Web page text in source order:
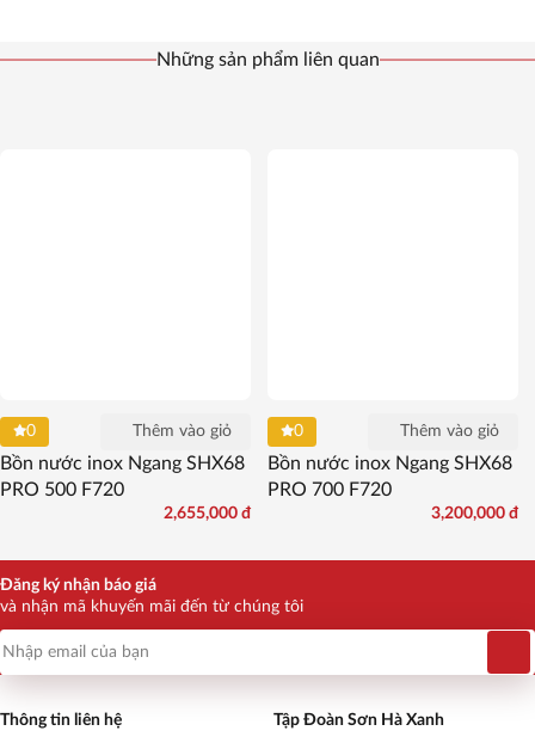
Những sản phẩm liên quan
0 Thêm vào giỏ
Bồn nước inox Ngang SHX68
PRO 500 F720
2,655,000 đ
0 Thêm vào giỏ
Bồn nước inox Ngang SHX68
PRO 700 F720
3,200,000 đ
Đăng ký nhận báo giá
và nhận mã khuyến mãi đến từ chúng tôi
Thông tin liên hệ Tập Đoàn Sơn Hà Xanh